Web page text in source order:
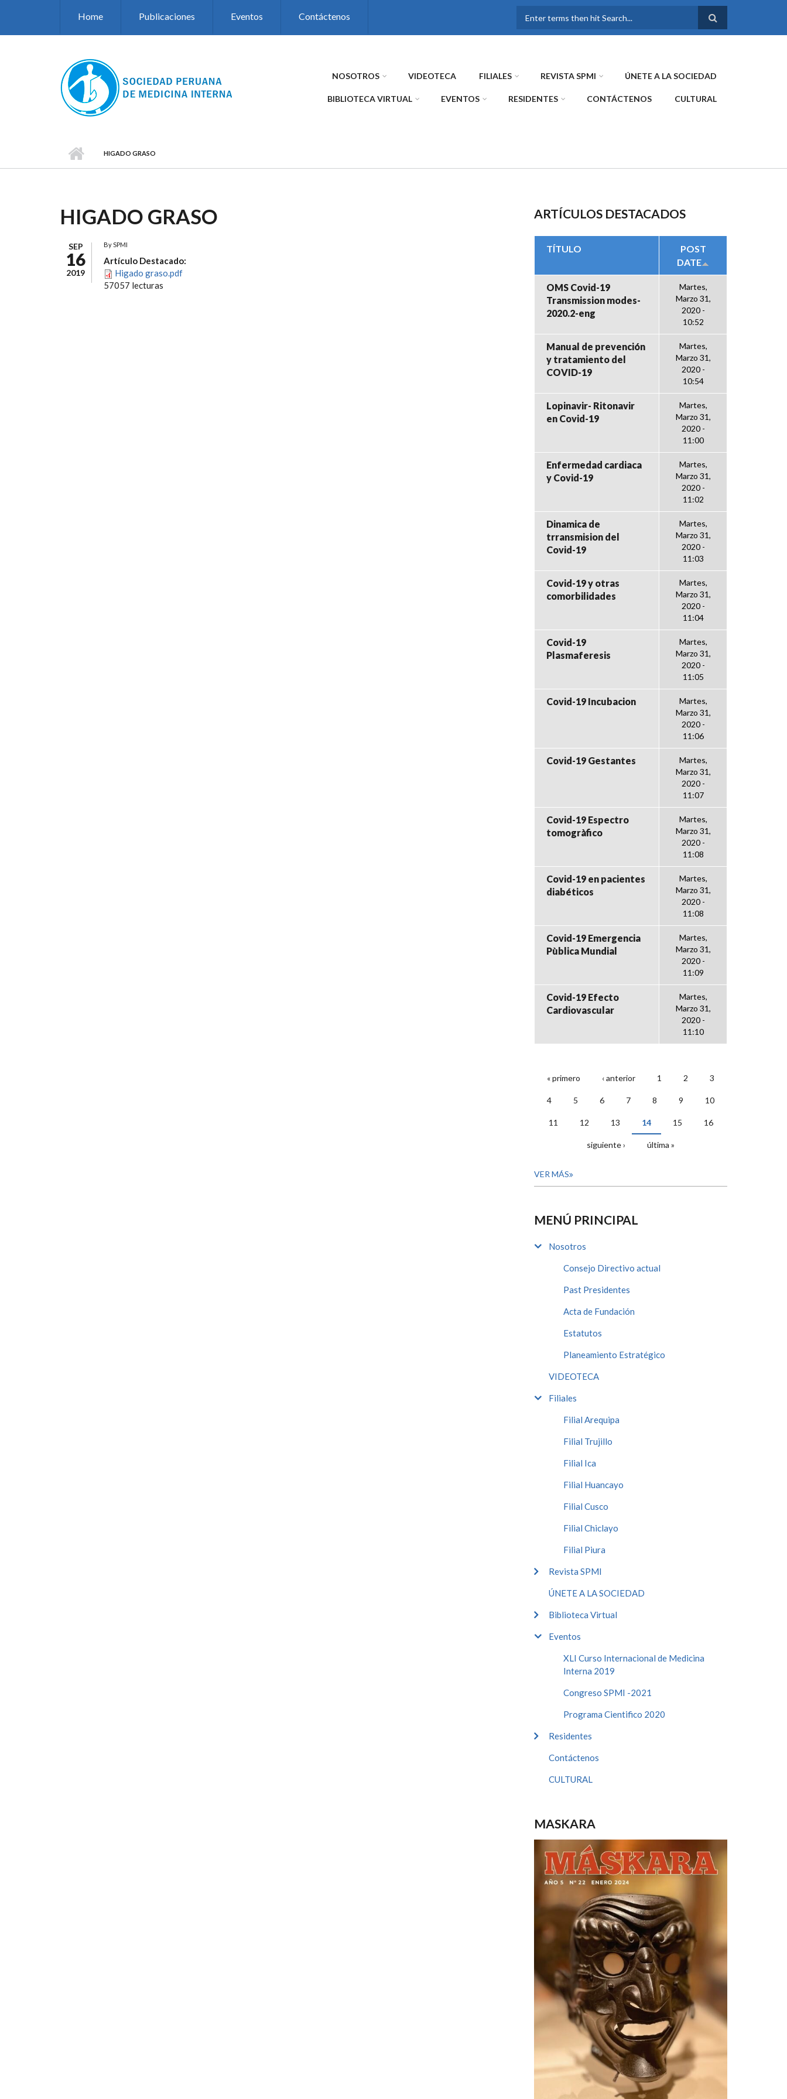
Home Publicaciones Eventos Contáctenos
FORMULARIO DE
NOSOTROS VIDEOTECA FILIALES REVISTA SPMI ÚNETE A LA SOCIEDAD
BIBLIOTECA VIRTUAL EVENTOS RESIDENTES CONTÁCTENOS CULTURAL
HIGADO GRASO
HIGADO GRASO
SEP
16
2019
BySPMI
Artículo Destacado:
Higado graso.pdf
57057 lecturas
ARTÍCULOS DESTACADOS
TÍTULO
POST
DATE
OMS Covid-19
Transmission modes-
2020.2-eng
Martes,
Marzo 31,
2020 -
10:52
Manual de prevención
y tratamiento del
COVID-19
Martes,
Marzo 31,
2020 -
10:54
Lopinavir- Ritonavir
en Covid-19
Martes,
Marzo 31,
2020 -
11:00
Enfermedad cardiaca
y Covid-19
Martes,
Marzo 31,
2020 -
11:02
Dinamica de
trransmision del
Covid-19
Martes,
Marzo 31,
2020 -
11:03
Covid-19 y otras
comorbilidades
Martes,
Marzo 31,
2020 -
11:04
Covid-19
Plasmaferesis
Martes,
Marzo 31,
2020 -
11:05
Covid-19 Incubacion
Martes,
Marzo 31,
2020 -
11:06
Covid-19 Gestantes
Martes,
Marzo 31,
2020 -
11:07
Covid-19 Espectro
tomogràfico
Martes,
Marzo 31,
2020 -
11:08
Covid-19 en pacientes
diabéticos
Martes,
Marzo 31,
2020 -
11:08
Covid-19 Emergencia
Pùblica Mundial
Martes,
Marzo 31,
2020 -
11:09
Covid-19 Efecto
Cardiovascular
Martes,
Marzo 31,
2020 -
11:10
PÁGINAS
« primero ‹ anterior 1 2 3
4 5 6 7 8 9 10
11 12 13 14 15 16
siguiente › última »
VER MÁS
MENÚ PRINCIPAL
Nosotros
Consejo Directivo actual
Past Presidentes
Acta de Fundación
Estatutos
Planeamiento Estratégico
VIDEOTECA
Filiales
Filial Arequipa
Filial Trujillo
Filial Ica
Filial Huancayo
Filial Cusco
Filial Chiclayo
Filial Piura
Revista SPMI
ÚNETE A LA SOCIEDAD
Biblioteca Virtual
Eventos
XLI Curso Internacional de Medicina
Interna 2019
Congreso SPMI -2021
Programa Cientifico 2020
Residentes
Contáctenos
CULTURAL
MASKARA